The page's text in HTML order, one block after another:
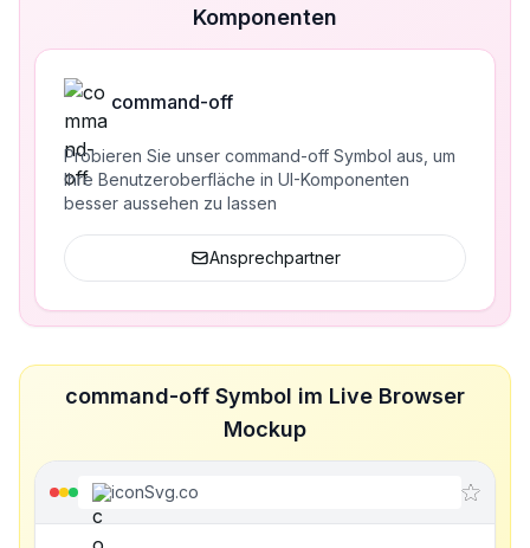
Komponenten
command-off
Probieren Sie unser command-off Symbol aus, um
Ihre Benutzeroberfläche in UI-Komponenten
besser aussehen zu lassen
Ansprechpartner
command-off Symbol im Live Browser
Mockup
iconSvg.co